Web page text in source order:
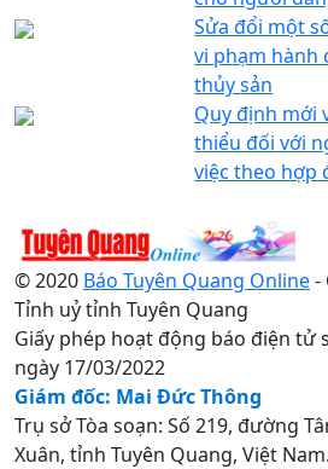
Sửa đổi một
vi phạm hành
thủy sản
Quy định mới
thiểu đối với
việc theo hợp
© 2020 Báo Tuyên Quang Online-
Tỉnh uỷ tỉnh Tuyên Quang
Giấy phép hoạt động báo điện tử
ngày 17/03/2022
Giám đốc: Mai Đức Thông
Trụ sở Tòa soạn: Số 219, đường
Xuân, tỉnh Tuyên Quang, Việt Nam.